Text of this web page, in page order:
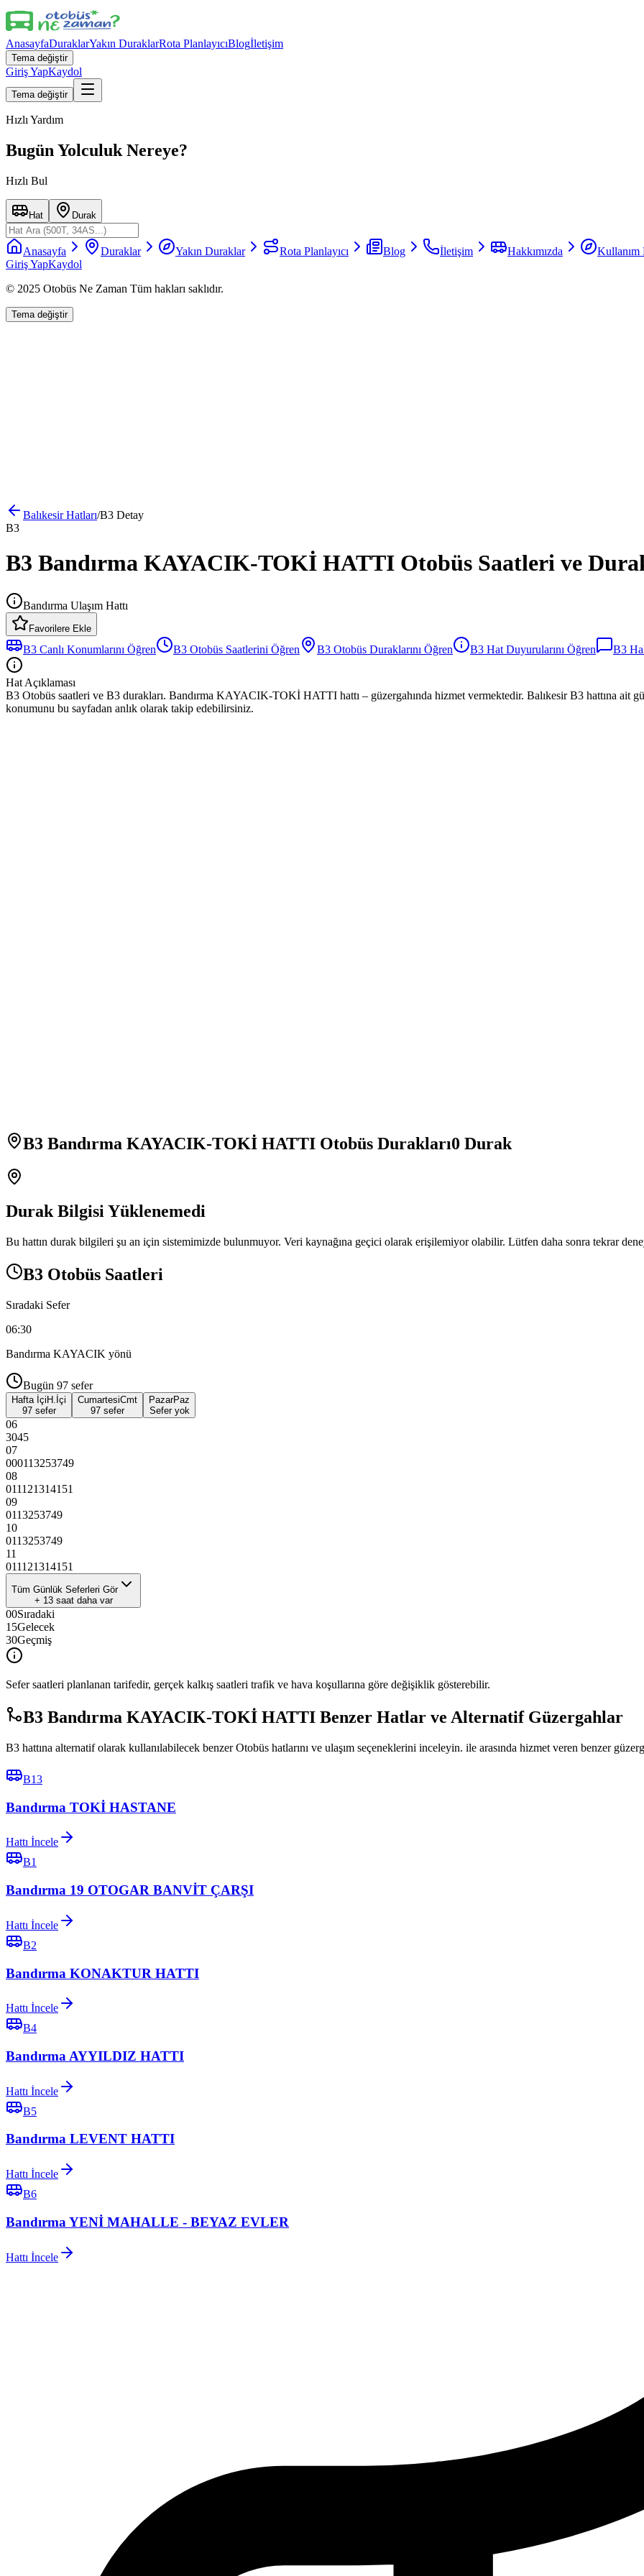
AnasayfaDuraklarYakın DuraklarRota PlanlayıcıBlogİletişim
Tema değiştir
Giriş YapKaydol
Tema değiştir
Hızlı Yardım
Bugün Yolculuk Nereye?
Hızlı Bul
Hat Durak
Anasayfa Duraklar Yakın Duraklar Rota Planlayıcı Blog İletişim Hakkımızda
Kullanım
Giriş YapKaydol
© 2025 Otobüs Ne Zaman Tüm hakları saklıdır.
Tema değiştir
BalıkesirHatları/B3 Detay
B3
B3 Bandırma KAYACIK-TOKİ HATTI Otobüs Saatleri ve
Bandırma Ulaşım Hattı
Favorilere Ekle
B3 Canlı Konumlarını Öğren B3 Otobüs Saatlerini Öğren B3 Otobüs Duraklarını Öğren B3 Hat Duyurularını Öğren B3
Hat Açıklaması
B3 Otobüs saatleri ve B3 durakları. Bandırma KAYACIK-TOKİ HATTI hattı – güzergahında hizmet vermektedir. Balıkesir B3 hattına ait
konumunu bu sayfadan anlık olarak takip edebilirsiniz.
B3 Bandırma KAYACIK-TOKİ HATTI Otobüs Durakları0 Durak
Durak Bilgisi Yüklenemedi
Bu hattın durak bilgileri şu an için sistemimizde bulunmuyor. Veri kaynağına geçici olarak erişilemiyor olabilir. Lütfen daha sonra tekrar
B3 Otobüs Saatleri
Sıradaki Sefer
06:30
Bandırma KAYACIK yönü
Bugün 97 sefer
Hafta İçi H.İçi
97 sefer
CumartesiCmt
97 sefer
PazarPaz
Sefer yok
06
3045
07
000113253749
08
0111 213141 51
09
0113253749
10
0113253749
11
0111 213141 51
Tüm Günlük Seferleri Gör
+ 13saat daha var
00Sıradaki
15Gelecek
30Geçmiş
Sefer saatleri planlanan tarifedir, gerçek kalkış saatleri trafik ve hava koşullarına göre değişiklik gösterebilir.
B3 Bandırma KAYACIK-TOKİ HATTI Benzer Hatlar ve Alternatif Güzergahlar
B3 hattına alternatif olarak kullanılabilecek benzer Otobüs hatlarını ve ulaşım seçeneklerini inceleyin. ile arasında hizmet veren benzer
B13
Bandırma TOKİ HASTANE
Hattı İncele
B1
Bandırma 19 OTOGAR BANVİT ÇARŞI
Hattı İncele
B2
Bandırma KONAKTUR HATTI
Hattı İncele
B4
Bandırma AYYILDIZ HATTI
Hattı İncele
B5
Bandırma LEVENT HATTI
Hattı İncele
B6
Bandırma YENİ MAHALLE - BEYAZ EVLER
Hattı İncele